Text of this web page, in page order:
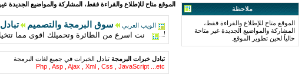
ملاحظة
الموقع متاح للإطلاع والقراءة فقط،
المشاركة والمواضيع الجديدة غير متاحة
حالياً لحين تطوير الموقع.
الموقع متاح للإطلاع والقراءة فقط، المشاركة والمواضيع الجديدة
الويب العربي سوق البرمجة والتصميم
نت اسرع من الطائرة وتحميلك اقوى مما
تبادل خبرات البرمجة تبادل الخبرات في جميع لغات البرمجة
Php , Asp , Ajax , Xml , Css , JavaScript ...etc